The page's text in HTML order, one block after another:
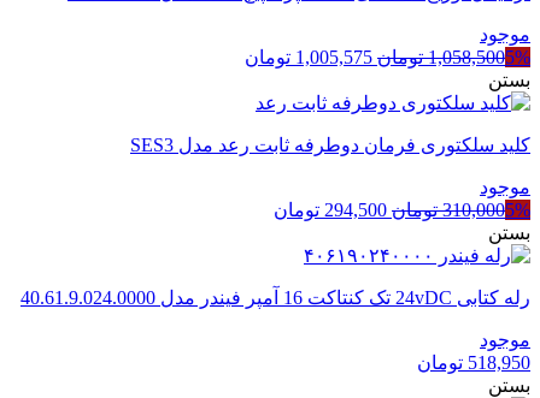
موجود
5%
1,058,500 تومان قیمت
1,058,500 تومان
1,005,575 تومان
بستن
کلید سلکتوری فرمان دوطرفه ثابت رعد مدل SES3
موجود
5%
310,000 تومان قیمت
310,000 تومان
294,500 تومان
بستن
رله کتابی 24vDC تک کنتاکت 16 آمپر فیندر مدل 40.61.9.024.0000
موجود
518,950 تومان
بستن